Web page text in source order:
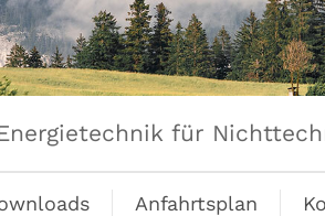
für
Anfahrtsplan